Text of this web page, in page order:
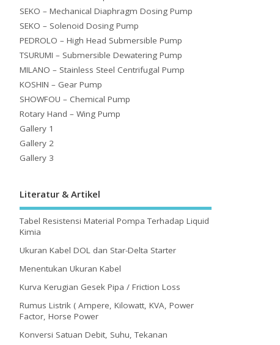
SEKO – Mechanical Diaphragm Dosing Pump
SEKO – Solenoid Dosing Pump
PEDROLO – High Head Submersible Pump
TSURUMI – Submersible Dewatering Pump
MILANO – Stainless Steel Centrifugal Pump
KOSHIN – Gear Pump
SHOWFOU – Chemical Pump
Rotary Hand – Wing Pump
Gallery 1
Gallery 2
Gallery 3
Literatur & Artikel
Tabel Resistensi Material Pompa Terhadap Liquid
Kimia
Ukuran Kabel DOL dan Star-Delta Starter
Menentukan Ukuran Kabel
Kurva Kerugian Gesek Pipa / Friction Loss
Rumus Listrik ( Ampere, Kilowatt, KVA, Power
Factor, Horse Power
Konversi Satuan Debit, Suhu, Tekanan